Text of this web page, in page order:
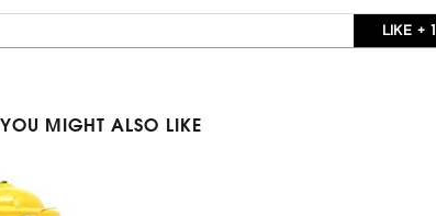
LIKE + 1
YOU MIGHT ALSO LIKE